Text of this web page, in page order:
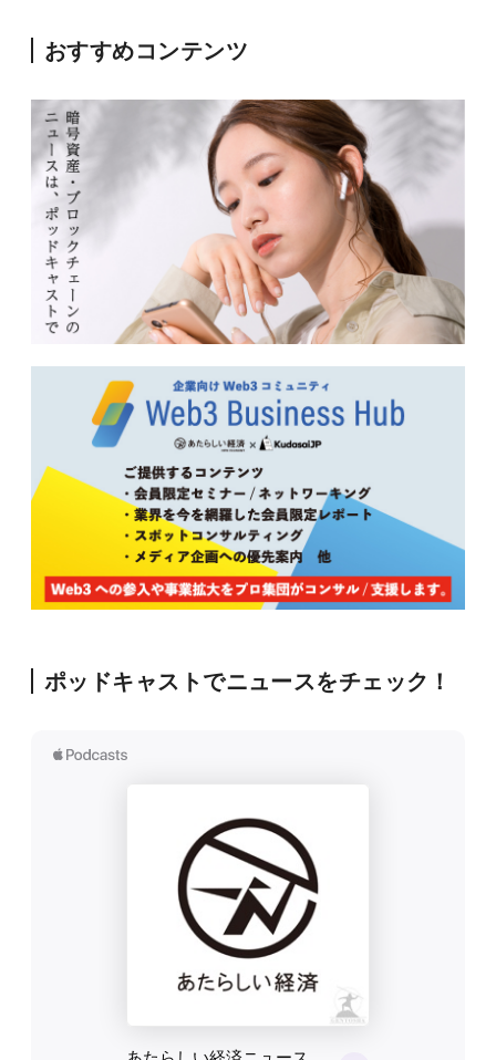
おすすめコンテンツ
ポッドキャストでニュースをチェック！